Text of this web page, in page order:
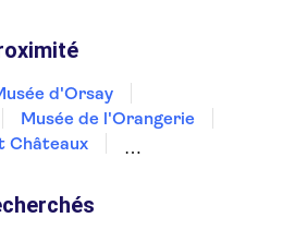
Le Castellet
d'Orsay
Musée de l'Orangerie
Châteaux
Château de Chenonceau
de Paris